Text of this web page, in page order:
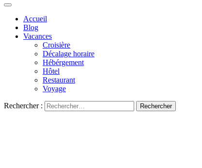
Accueil
Blog
Vacances
Croisière
Décalage horaire
Hébérgement
Hôtel
Restaurant
Voyage
Rechercher :